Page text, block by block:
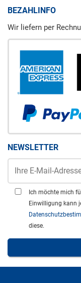
BEZAHLINFO
Wir liefern per
NEWSLETTER
Ich möchte mich
Einwilligung kann
diese.